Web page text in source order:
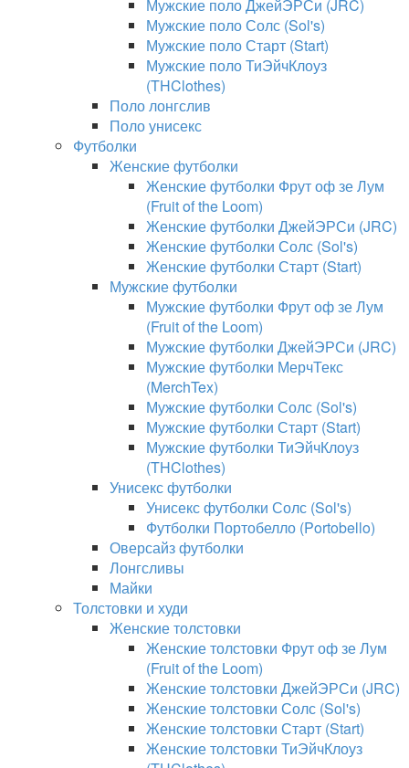
Мужские поло ДжейЭРСи (JRC)
Мужские поло Солс (Sol's)
Мужские поло Старт (Start)
Мужские поло ТиЭйчКлоуз
(THClothes)
Поло лонгслив
Поло унисекс
Футболки
Женские футболки
Женские футболки Фрут оф зе Лум
(Fruit of the Loom)
Женские футболки ДжейЭРСи (JRC)
Женские футболки Солс (Sol's)
Женские футболки Старт (Start)
Мужские футболки
Мужские футболки Фрут оф зе Лум
(Fruit of the Loom)
Мужские футболки ДжейЭРСи (JRC)
Мужские футболки МерчТекс
(MerchTex)
Мужские футболки Солс (Sol's)
Мужские футболки Старт (Start)
Мужские футболки ТиЭйчКлоуз
(THClothes)
Унисекс футболки
Унисекс футболки Солс (Sol's)
Футболки Портобелло (Portobello)
Оверсайз футболки
Лонгсливы
Майки
Толстовки и худи
Женские толстовки
Женские толстовки Фрут оф зе Лум
(Fruit of the Loom)
Женские толстовки ДжейЭРСи (JRC)
Женские толстовки Солс (Sol's)
Женские толстовки Старт (Start)
Женские толстовки ТиЭйчКлоуз